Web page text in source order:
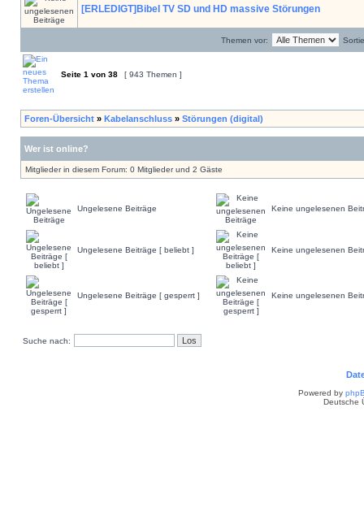
[ERLEDIGT]Bibel TV SD und HD massive Störungen
Themen vor:
Seite 1 von 38 [ 943 Themen ]
Foren-Übersicht » Kabelanschluss » Störungen (digital)
Wer ist online?
Mitglieder in diesem Forum: 0 Mitglieder und 2 Gäste
Ungelesene Beiträge Keine ungelesenen
Ungelesene Beiträge [ beliebt ] Keine ungelesenen
Ungelesene Beiträge [ gesperrt ] Keine ungelesenen
Suche nach:
Powered by
Deutsche